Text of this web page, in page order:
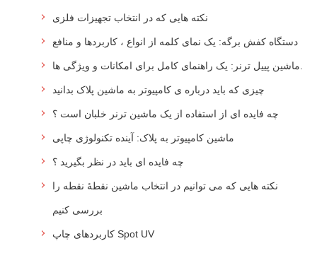
نکته هایی که در انتخاب تجهیزات فلزی
دستگاه کفش برگه: یک نمای کلمه از انواع ، کاربردها و منافع
چیزی که باید درباره ی کامپیوتر به ماشین پلاک بدانید
چه فایده ای از استفاده از یک ماشین ترنر خلبان است ؟
ماشین کامپیوتر به پلاک: آینده تکنولوژی چاپی
چه فایده ای باید در نظر بگیرید ؟
نکته هایی که می توانیم در انتخاب ماشین نقطهٔ نقطه را
بررسی کنیم
کاربردهای چاپ Spot UV